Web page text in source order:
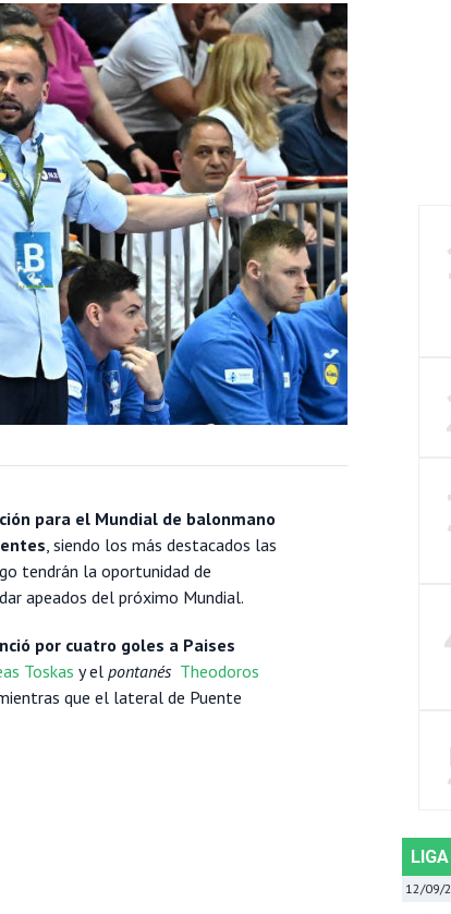
para el Mundial de balonmano
, siendo los más destacados las
tendrán la oportunidad de
apeados del próximo Mundial.
por cuatro goles a Paises
Toskas y el pontanés Theodoros
que el lateral de Puente
12/09/